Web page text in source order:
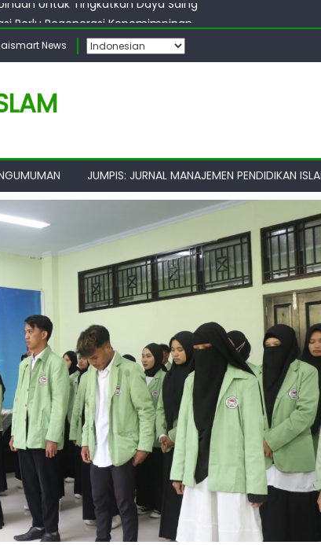
Perlu Regenerasi Kepemimpinan
Dengan MPI UIN Malang
TI Perlu Diperbanyak
Untuk Tingkatkan Daya Saing
News
JUMPIS: JURNAL MANAJEMEN PENDIDIKAN